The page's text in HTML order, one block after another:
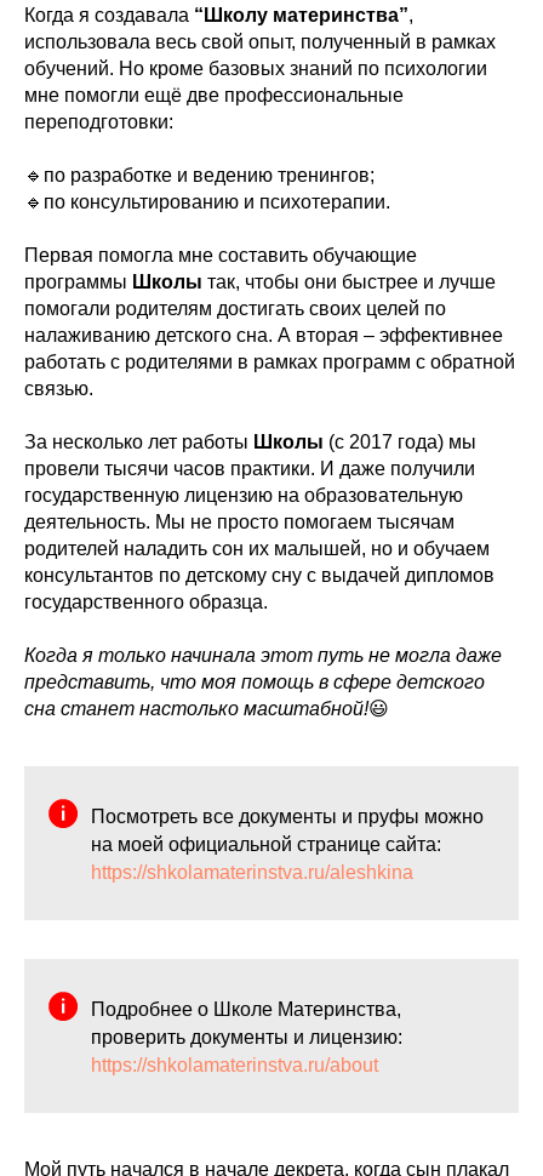
Когда я создавала “Школу материнства”,
использовала весь свой опыт, полученный в рамках
обучений. Но кроме базовых знаний по психологии
мне помогли ещё две профессиональные
переподготовки:
🔹️по разработке и ведению тренингов;
🔹️по консультированию и психотерапии.
Первая помогла мне составить обучающие
программы Школы так, чтобы они быстрее и лучше
помогали родителям достигать своих целей по
налаживанию детского сна. А вторая – эффективнее
работать с родителями в рамках программ с обратной
связью.
За несколько лет работы Школы (с 2017 года) мы
провели тысячи часов практики. И даже получили
государственную лицензию на образовательную
деятельность. Мы не просто помогаем тысячам
родителей наладить сон их малышей, но и обучаем
консультантов по детскому сну с выдачей дипломов
государственного образца.
Когда я только начинала этот путь не могла даже
представить, что моя помощь в сфере детского
сна станет настолько масштабной!😃
Посмотреть все документы и пруфы можно
на моей официальной странице сайта:
https://shkolamaterinstva.ru/aleshkina
Подробнее о Школе Материнства,
проверить документы и лицензию:
https://shkolamaterinstva.ru/about
Мой путь начался в начале декрета, когда сын плакал